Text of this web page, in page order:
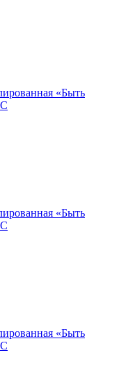
«Быть
«Быть
«Быть